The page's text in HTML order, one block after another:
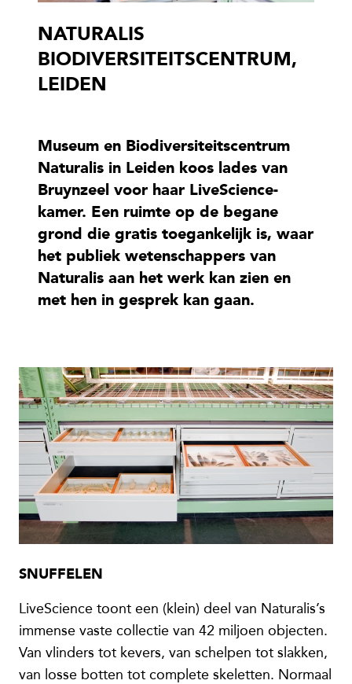
NATURALIS
BIODIVERSITEITSCENTRUM,
LEIDEN
Museum en Biodiversiteitscentrum
Naturalis in Leiden koos lades van
Bruynzeel voor haar LiveScience-
kamer. Een ruimte op de begane
grond die gratis toegankelijk is, waar
het publiek wetenschappers van
Naturalis aan het werk kan zien en
met hen in gesprek kan gaan.
SNUFFELEN
LiveScience toont een (klein) deel van Naturalis’s
immense vaste collectie van 42 miljoen objecten.
Van vlinders tot kevers, van schelpen tot slakken,
van losse botten tot complete skeletten. Normaal